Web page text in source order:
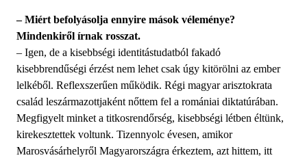
– Miért befolyásolja ennyire mások véleménye?
Mindenkiről írnak rosszat.
– Igen, de a kisebbségi identitástudatból fakadó
kisebbrendűségi érzést nem lehet csak úgy kitörölni az ember
lelkéből. Reflexszerűen működik. Régi magyar arisztokrata
család leszármazottjaként nőttem fel a romániai diktatúrában.
Megfigyelt minket a titkosrendőrség, kisebbségi létben éltünk,
kirekesztettek voltunk. Tizennyolc évesen, amikor
Marosvásárhelyről Magyarországra érkeztem, azt hittem, itt